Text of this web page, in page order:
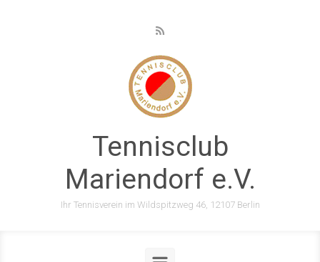
Tennisclub
Mariendorf e.V.
Ihr Tennisverein im Wildspitzweg 46, 12107 Berlin